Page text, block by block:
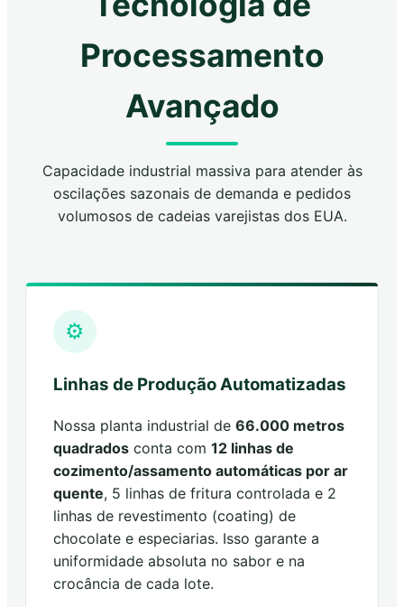
Processamento
Avançado
Capacidade industrial massiva para atender às
oscilações sazonais de demanda e pedidos
volumosos de cadeias varejistas dos EUA.
⚙️
Linhas de Produção Automatizadas
Nossa planta industrial de 66.000 metros
quadrados conta com 12 linhas de
cozimento/assamento automáticas por ar
quente, 5 linhas de fritura controlada e 2
linhas de revestimento (coating) de
chocolate e especiarias. Isso garante a
uniformidade absoluta no sabor e na
crocância de cada lote.